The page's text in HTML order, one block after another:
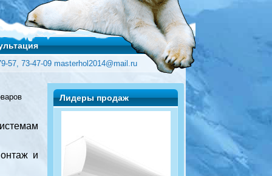
57, 73-47-09 masterhol2014@mail.ru
и
Лидеры продаж